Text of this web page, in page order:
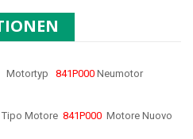
Motortyp 841P000 Neumotor
Tipo Motore 841P000 Motore Nuovo